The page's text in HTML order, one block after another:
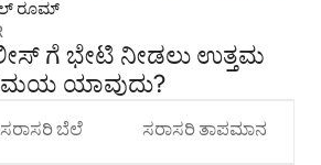
ರೂಮ್
ಗೆ ಭೇಟಿ ನೀಡಲು ಉತ್ತಮ
ಯಾವುದು?
ಸರಾಸರಿ ಬೆಲೆ ಸರಾಸರಿ ತಾಪಮಾನ